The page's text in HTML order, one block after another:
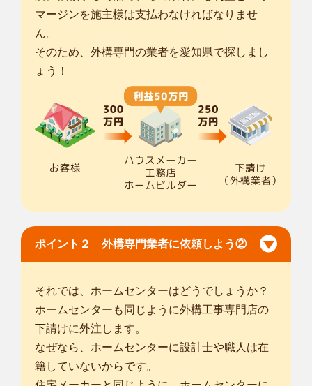
マージンを施主様は支払わなければなりませ
ん。
そのため、外構専門の業者を愛知県で探しまし
ょう！
ポイント２ 外構専門業者に依頼しよう②
それでは、ホームセンターはどうでしょうか？
ホームセンターも同じように外構工事専門店の
下請けに外注します。
なぜなら、ホームセンターに設計士や職人は在
籍していないからです。